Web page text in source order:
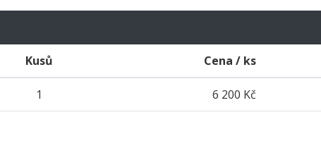
Kusů Cena / ks
1 6 200 Kč